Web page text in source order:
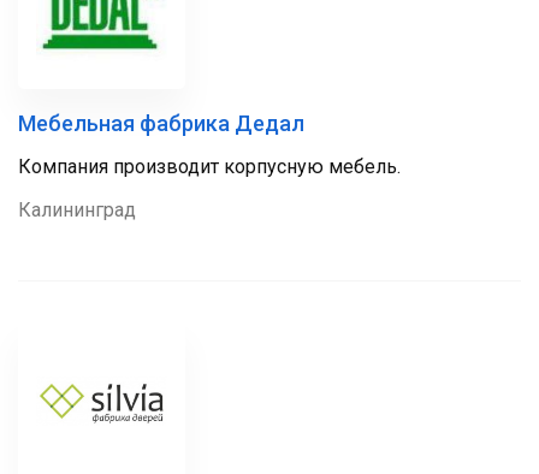
Мебельная фабрика Дедал
Компания производит корпусную мебель.
Калининград